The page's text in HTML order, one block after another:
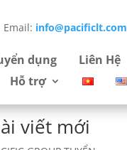
Email: info@pacificlt.com
dụng
Liên Hệ
Hỗ trợ
Tìm
viết mới